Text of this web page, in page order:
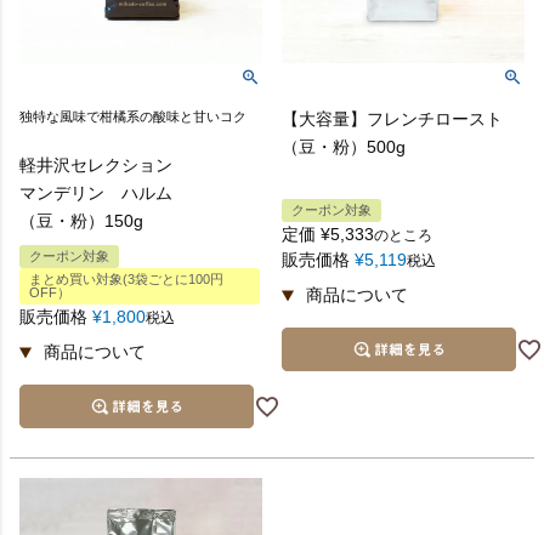
独特な風味で柑橘系の酸味と甘いコク
軽井沢セレクション
マンデリン ハルム
（豆・粉）150g
クーポン対象
まとめ買い対象(3袋ごとに100円
OFF）
販売価格 ¥1,800税込
【大容量】フレンチロースト
（豆・粉）500g
クーポン対象
定価 ¥5,333のところ
販売価格 ¥5,119税込